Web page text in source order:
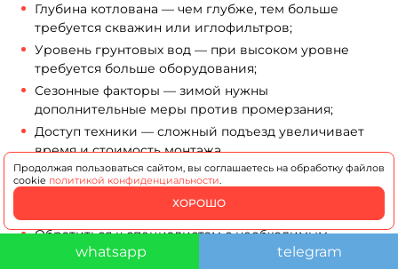
Глубина котлована — чем глубже, тем больше
требуется скважин или иглофильтров;
Уровень грунтовых вод — при высоком уровне
требуется больше оборудования;
Сезонные факторы — зимой нужны
дополнительные меры против промерзания;
Доступ техники — сложный подъезд увеличивает
время и стоимость монтажа.
И прочие факторы …
Как выбрать оптимальное решение?
Обратиться к специалистам с необходимым
опытом и знаниями;
Продолжая пользоваться сайтом, вы соглашаетесь на обработку файлов
cookie политикой конфиденциальности.
ХОРОШО
whatsapp telegram